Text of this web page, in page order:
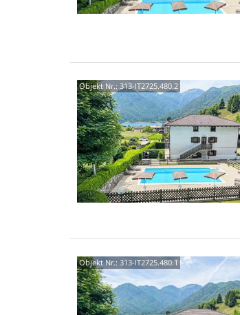
Objekt Nr.: 313-IT2725.480.2
Objekt Nr.: 313-IT2725.480.1